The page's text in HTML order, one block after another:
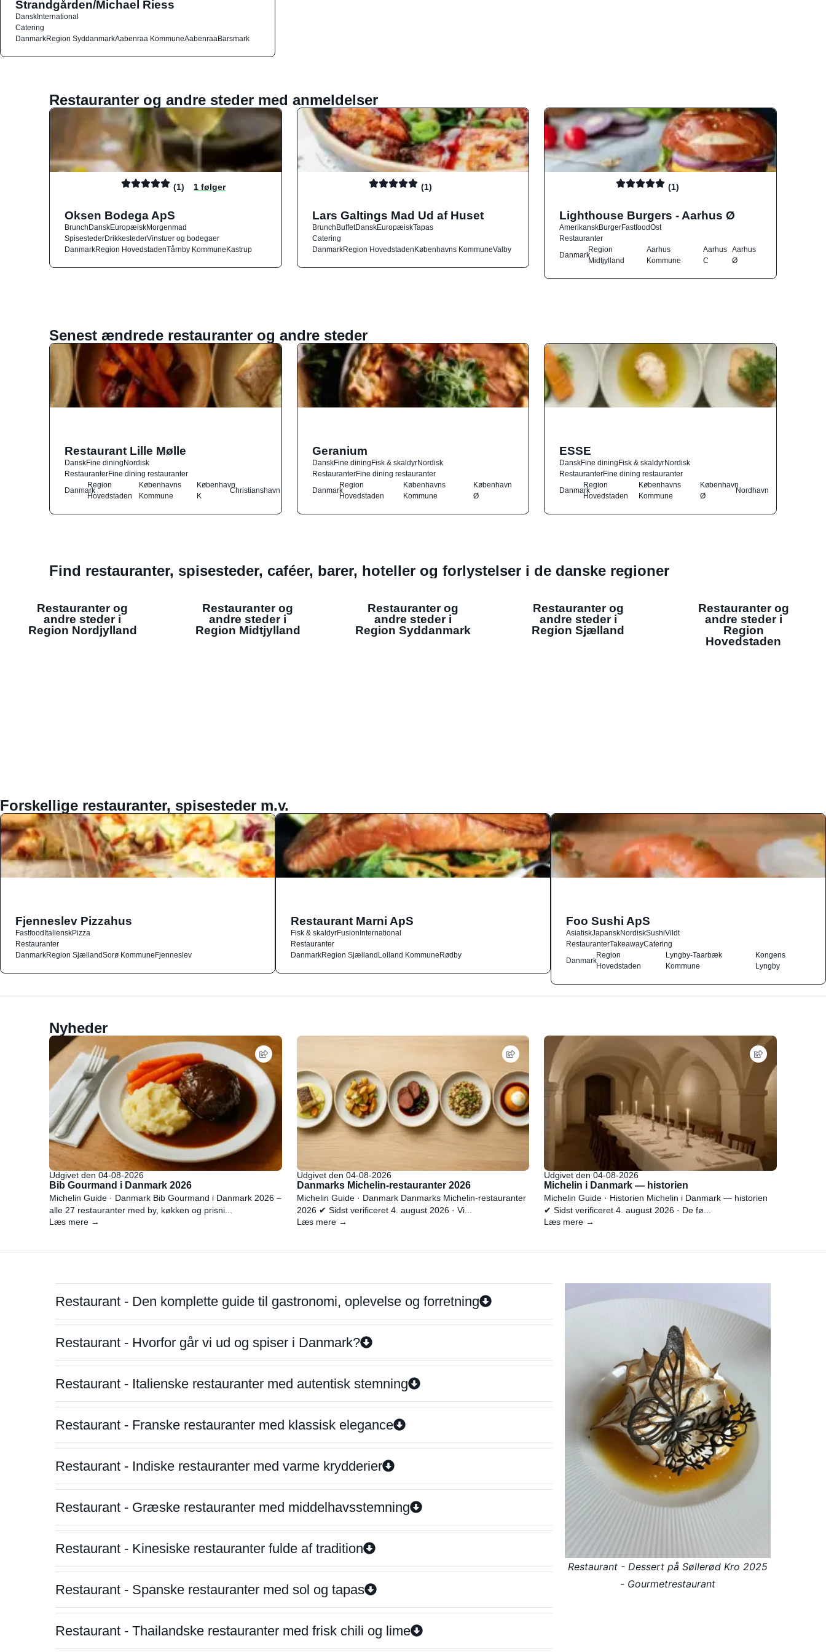
Strandgården/Michael Riess
DanskInternational
Catering
DanmarkRegion SyddanmarkAabenraa KommuneAabenraaBarsmark
Restauranter og andre steder med anmeldelser
(1) 1 følger
Oksen Bodega ApS
BrunchDanskEuropæiskMorgenmad
SpisestederDrikkestederVinstuer og bodegaer
DanmarkRegion HovedstadenTårnby KommuneKastrup
(1)
Lars Galtings Mad Ud af Huset
BrunchBuffetDanskEuropæiskTapas
Catering
DanmarkRegion HovedstadenKøbenhavns KommuneValby
(1)
Lighthouse Burgers - Aarhus Ø
AmerikanskBurgerFastfoodOst
Restauranter
Danmark
Region
Midtjylland
Aarhus
Kommune
Aarhus
C
Aarhus
Ø
Senest ændrede restauranter og andre steder
Restaurant Lille Mølle
DanskFine diningNordisk
RestauranterFine dining restauranter
Danmark
Region
Hovedstaden
Københavns
Kommune
København
K
Christianshavn
Geranium
DanskFine diningFisk & skaldyrNordisk
RestauranterFine dining restauranter
Danmark
Region
Hovedstaden
Københavns
Kommune
København
Ø
ESSE
DanskFine diningFisk & skaldyrNordisk
RestauranterFine dining restauranter
Danmark
Region
Hovedstaden
Københavns
Kommune
København
Ø
Nordhavn
Find restauranter, spisesteder, caféer, barer, hoteller og forlystelser i de danske regioner
Restauranter og
andre steder i
Region Nordjylland
Restauranter og
andre steder i
Region Midtjylland
Restauranter og
andre steder i
Region Syddanmark
Restauranter og
andre steder i
Region Sjælland
Restauranter og
andre steder i
Region
Hovedstaden
Forskellige restauranter, spisesteder m.v.
Fjenneslev Pizzahus
FastfoodItalienskPizza
Restauranter
DanmarkRegion SjællandSorø KommuneFjenneslev
Restaurant Marni ApS
Fisk & skaldyrFusionInternational
Restauranter
DanmarkRegion SjællandLolland KommuneRødby
Foo Sushi ApS
AsiatiskJapanskNordiskSushiVildt
RestauranterTakeawayCatering
Danmark
Region
Hovedstaden
Lyngby-Taarbæk
Kommune
Kongens
Lyngby
Nyheder
Udgivet den 04-08-2026
Bib Gourmand i Danmark 2026
Michelin Guide · Danmark Bib Gourmand i Danmark 2026 –
alle 27 restauranter med by, køkken og prisni...
Læs mere →
Udgivet den 04-08-2026
Danmarks Michelin-restauranter 2026
Michelin Guide · Danmark Danmarks Michelin-restauranter
2026 ✔ Sidst verificeret 4. august 2026 · Vi...
Læs mere →
Udgivet den 04-08-2026
Michelin i Danmark — historien
Michelin Guide · Historien Michelin i Danmark — historien
✔ Sidst verificeret 4. august 2026 · De fø...
Læs mere →
Restaurant - Den komplette guide til gastronomi, oplevelse og forretning
Restaurant - Hvorfor går vi ud og spiser i Danmark?
Restaurant - Italienske restauranter med autentisk stemning
Restaurant - Franske restauranter med klassisk elegance
Restaurant - Indiske restauranter med varme krydderier
Restaurant - Græske restauranter med middelhavsstemning
Restaurant - Kinesiske restauranter fulde af tradition
Restaurant - Spanske restauranter med sol og tapas
Restaurant - Thailandske restauranter med frisk chili og lime
Restaurant - Dessert på Søllerød Kro 2025
- Gourmetrestaurant